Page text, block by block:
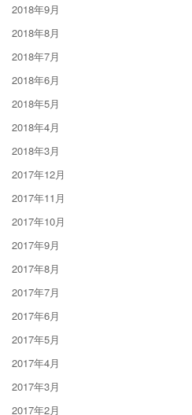
2018年9月
2018年8月
2018年7月
2018年6月
2018年5月
2018年4月
2018年3月
2017年12月
2017年11月
2017年10月
2017年9月
2017年8月
2017年7月
2017年6月
2017年5月
2017年4月
2017年3月
2017年2月